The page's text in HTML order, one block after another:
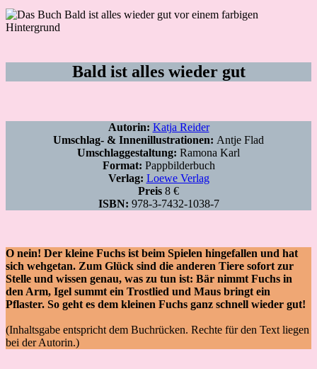
Bald ist alles wieder gut
Autorin: Katja Reider
Umschlag- & Innenillustrationen: Antje Flad
Umschlaggestaltung: Ramona Karl
Format: Pappbilderbuch
Verlag: Loewe Verlag
Preis 8 €
ISBN: 978-3-7432-1038-7
O nein! Der kleine Fuchs ist beim Spielen hingefallen und hat
sich wehgetan. Zum Glück sind die anderen Tiere sofort zur
Stelle und wissen genau, was zu tun ist: Bär nimmt Fuchs in
den Arm, Igel summt ein Trostlied und Maus bringt ein
Pflaster. So geht es dem kleinen Fuchs ganz schnell wieder gut!
(Inhaltsgabe entspricht dem Buchrücken. Rechte für den Text liegen
bei der Autorin.)